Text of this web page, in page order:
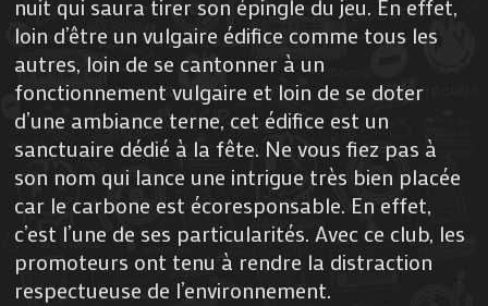
nuit qui saura tirer son épingle du jeu. En effet,
loin d’être un vulgaire édifice comme tous les
autres, loin de se cantonner à un
fonctionnement vulgaire et loin de se doter
d’une ambiance terne, cet édifice est un
sanctuaire dédié à la fête. Ne vous fiez pas à
son nom qui lance une intrigue très bien placée
car le carbone est écoresponsable. En effet,
c’est l’une de ses particularités. Avec ce club, les
promoteurs ont tenu à rendre la distraction
respectueuse de l’environnement.